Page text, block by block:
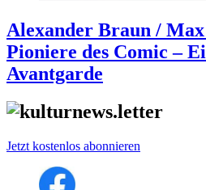
Alexander Braun /
Pioniere des Comic –
Avantgarde
Jetzt kostenlos abonnieren